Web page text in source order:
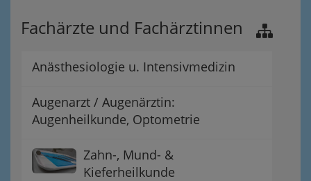
Fachärzte und Fachärztinnen
Anästhesiologie u. Intensivmedizin
Augenarzt / Augenärztin:
Augenheilkunde, Optometrie
Zahn-, Mund- &
Kieferheilkunde